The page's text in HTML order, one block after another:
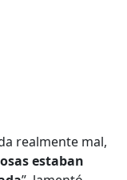
realmente mal,
estaban